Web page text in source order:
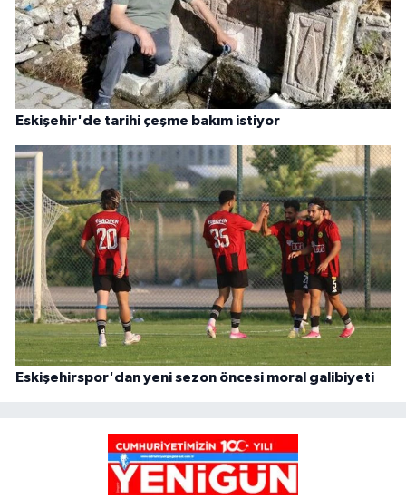
Eskişehir'de tarihi çeşme bakım istiyor
Eskişehirspor'dan yeni sezon öncesi moral galibiyeti